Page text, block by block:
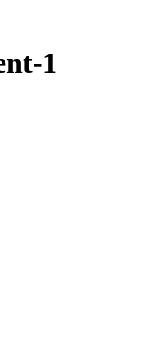
1